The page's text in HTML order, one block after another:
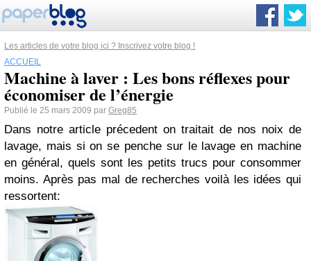
Les articles de votre blog ici ? Inscrivez votre blog !
ACCUEIL
Machine à laver : Les bons réflexes pour
économiser de l’énergie
Publié le 25 mars 2009 par Greg85
Dans notre article précedent on traitait de nos noix de
lavage, mais si on se penche sur le lavage en machine
en général, quels sont les petits trucs pour consommer
moins. Après pas mal de recherches voilà les idées qui
ressortent: